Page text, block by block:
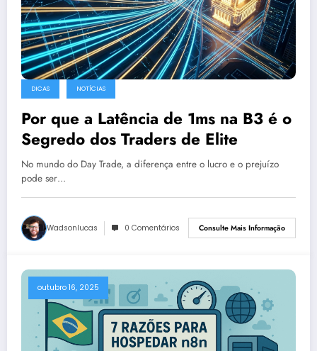
DICAS NOTÍCIAS
Por que a Latência de 1ms na B3 é o
Segredo dos Traders de Elite
No mundo do Day Trade, a diferença entre o lucro e o prejuízo
pode ser…
Wadsonlucas 0 Comentários Consulte Mais Informação
outubro 16, 2025